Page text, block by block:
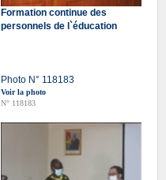
Formation continue des
personnels de l`éducation
Photo N° 118183
Voir la photo
N° 118183